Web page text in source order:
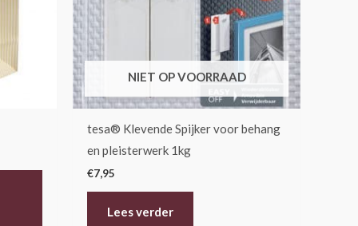
NIET OP VOORRAAD
tesa® Klevende Spijker voor behang
en pleisterwerk 1kg
€7,95
Lees verder